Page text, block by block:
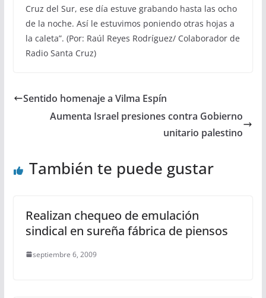
Cruz del Sur, ese día estuve grabando hasta las ocho
de la noche. Así le estuvimos poniendo otras hojas a
la caleta”. (Por: Raúl Reyes Rodríguez/ Colaborador de
Radio Santa Cruz)
Sentido homenaje a Vilma Espín
Aumenta Israel presiones contra Gobierno
unitario palestino
También te puede gustar
Realizan chequeo de emulación
sindical en sureña fábrica de piensos
septiembre 6, 2009